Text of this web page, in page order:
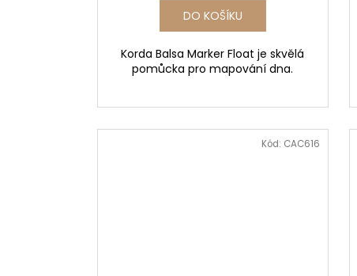
DO KOŠÍKU
Korda Balsa Marker Float je skvělá
pomůcka pro mapování dna.
Kód: CAC616